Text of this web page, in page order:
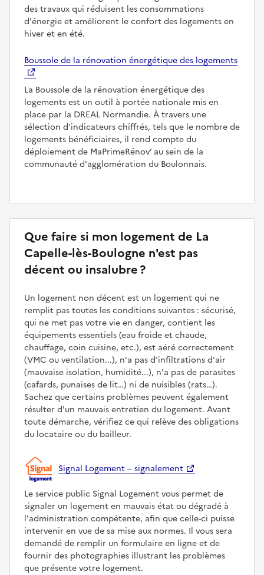
des travaux qui réduisent les consommations
d'énergie et améliorent le confort des logements en
hiver et en été.
Boussole de la rénovation énergétique des logements
La Boussole de la rénovation énergétique des
logements est un outil à portée nationale mis en
place par la DREAL Normandie. À travers une
sélection d'indicateurs chiffrés, tels que le nombre de
logements bénéficiaires, il rend compte du
déploiement de MaPrimeRénov’ au sein de la
communauté d'agglomération du Boulonnais.
Que faire si mon logement de La
Capelle-lès-Boulogne n'est pas
décent ou insalubre ?
Un logement non décent est un logement qui ne
remplit pas toutes les conditions suivantes : sécurisé,
qui ne met pas votre vie en danger, contient les
équipements essentiels (eau froide et chaude,
chauffage, coin cuisine, etc.), est aéré correctement
(VMC ou ventilation...), n'a pas d'infiltrations d'air
(mauvaise isolation, humidité...), n'a pas de parasites
(cafards, punaises de lit…) ni de nuisibles (rats…).
Sachez que certains problèmes peuvent également
résulter d'un mauvais entretien du logement. Avant
toute démarche, vérifiez ce qui relève des obligations
du locataire ou du bailleur.
Signal Logement – signalement
Le service public Signal Logement vous permet de
signaler un logement en mauvais état ou dégradé à
l'administration compétente, afin que celle-ci puisse
intervenir en vue de sa mise aux normes. Il vous sera
demandé de remplir un formulaire en ligne et de
fournir des photographies illustrant les problèmes
que présente votre logement.